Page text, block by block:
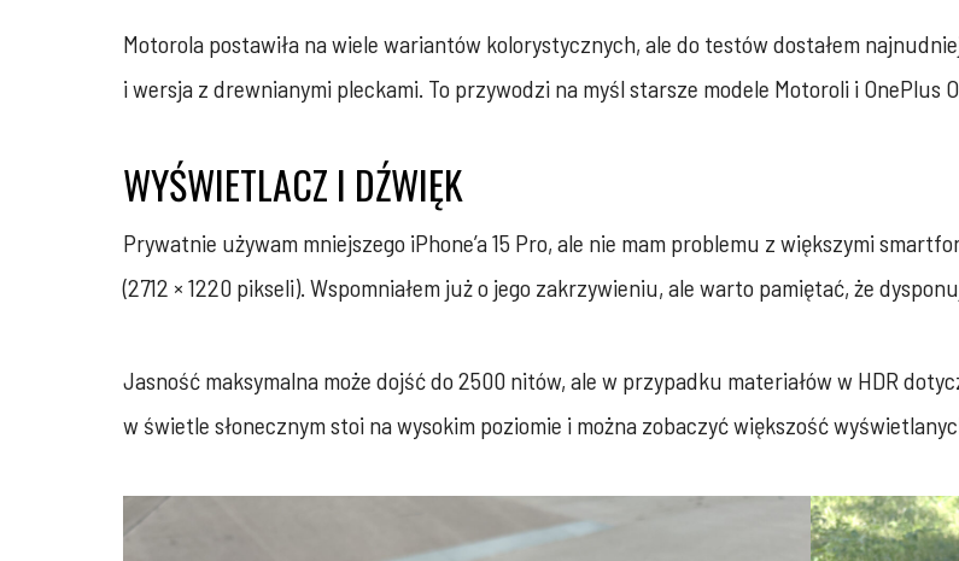
Motorola postawiła na wiele wariantów kolorystycznych, ale do testów dostałem
i wersja z drewnianymi pleckami. To przywodzi na myśl starsze modele Motoroli i OnePlus
WYŚWIETLACZ I DŹWIĘK
Prywatnie używam mniejszego iPhone’a 15 Pro, ale nie mam problemu z większymi
(2712 × 1220 pikseli). Wspomniałem już o jego zakrzywieniu, ale warto pamiętać, że
Jasność maksymalna może dojść do 2500 nitów, ale w przypadku materiałów w HDR
w świetle słonecznym stoi na wysokim poziomie i można zobaczyć większość